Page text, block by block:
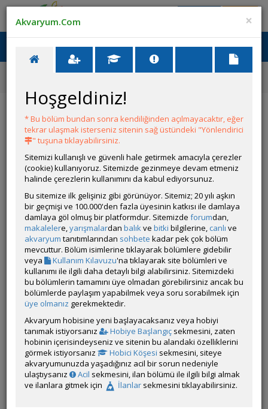
Ana Menü
Ana Sayfa
Tatlı Su Canlıları
Apistogramma personata
Grubun Diğer Türleri
Liste
Aequidens diadema
Aequidens metae
(Yellow Acara)
Latince
Adı:
×
Akvaryum.Com
Hoşgeldiniz!
* Bu bölüm bundan sonra kendiliğinden açılmayacaktır, eğer
tekrar ulaşmak isterseniz sitenin sağ üstündeki "Yönlendirici
" tuşuna tıklayabilirsiniz.
Sitemizi kullanışlı ve güvenli hale getirmek amacıyla çerezler
(cookie) kullanıyoruz. Sitemizde gezinmeye devam etmeniz
halinde çerezlerin kullanımını da kabul ediyorsunuz.
Bu sitemize ilk gelişiniz gibi görünüyor. Sitemiz; 20 yılı aşkın
bir geçmişi ve 100.000'den fazla üyesinin katkısı ile damlaya
damlaya göl olmuş bir platformdur. Sitemizde forumdan,
makalelere,yarışmalardan balıkve bitki bilgilerine, canlı ve
akvaryum tanıtımlarından sohbete kadar pek çok bölüm
mevcuttur. Bölüm isimlerine tıklayarak bölümlere gidebilir
veya
Kullanım Kılavuzu'na tıklayarak site bölümleri ve
kullanımı ile ilgili daha detaylı bilgi alabilirsiniz. Sitemizdeki
bu bölümlerin tamamını üye olmadan görebilirsiniz ancak bu
bölümlerde paylaşım yapabilmek veya soru sorabilmek için
üye olmanız gerekmektedir.
Akvaryum hobisine yeni başlayacaksanız veya hobiyi
tanımak istiyorsanız
Hobiye Başlangıç sekmesini, zaten
hobinin içerisindeyseniz ve sitenin bu alandaki özelliklerini
görmek istiyorsanız
Hobici Köşesi sekmesini, siteye
akvaryumunuzda yaşadığınız acil bir sorun nedeniyle
ulaştıysanız
Acil sekmesini, ilan bölümü ile ilgili bilgi almak
ve ilanlara gitmek için
İlanlar sekmesini tıklayabilirsiniz.